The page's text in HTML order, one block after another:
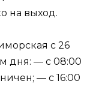
на выход.
с 26
дня: — с 08:00
— с 16:00